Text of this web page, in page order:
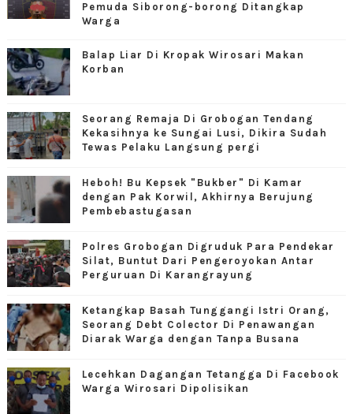
Pemuda Siborong-borong Ditangkap
Warga
Balap Liar Di Kropak Wirosari Makan
Korban
Seorang Remaja Di Grobogan Tendang
Kekasihnya ke Sungai Lusi, Dikira Sudah
Tewas Pelaku Langsung pergi
Heboh! Bu Kepsek "Bukber" Di Kamar
dengan Pak Korwil, Akhirnya Berujung
Pembebastugasan
Polres Grobogan Digruduk Para Pendekar
Silat, Buntut Dari Pengeroyokan Antar
Perguruan Di Karangrayung
Ketangkap Basah Tunggangi Istri Orang,
Seorang Debt Colector Di Penawangan
Diarak Warga dengan Tanpa Busana
Lecehkan Dagangan Tetangga Di Facebook
Warga Wirosari Dipolisikan